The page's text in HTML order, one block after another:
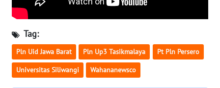
Tag:
Pln Uid Jawa Barat Pln Up3 Tasikmalaya Pt Pln Persero
Universitas Siliwangi Wahananewsco
WN
SULUT
WN
MALUKU